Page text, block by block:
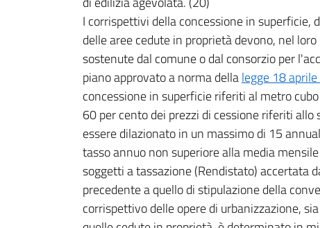
I corrispettivi della concessione in superficie,
delle aree cedute in proprietà devono, nel
sostenute dal comune o dal consorzio per
piano approvato a norma dellalegge 18
concessione in superficie riferiti al metro
60 per cento dei prezzi di cessione riferiti
essere dilazionato in un massimo di 15
tasso annuo non superiore alla media
soggetti a tassazione (Rendistato) accertata
precedente a quello di stipulazione della
corrispettivo delle opere di urbanizzazione,